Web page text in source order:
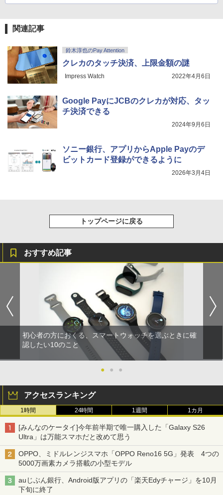
関連記事
鈴木淳也のPay Attention
クレカのタッチ決済、上限金額の謎
Impress Watch 2022年4月6日
Google PayにJCBのクレカが対応、タッ
チ決済できる
2024年9月6日
ソニー銀行、アプリからApple Payのデ
ビットカード登録ができるように
2026年3月4日
トップページに戻る
おすすめ記事
初心者の方におくる、スマートウォッチを選ぶときに確
認したい10のこと
● ● ●
アクセスランキング
1時間 24時間 1週間 1カ月
[みんなのケータイ]今年前半期で唯一購入した「Galaxy S26
Ultra」は万能スマホだと改めて思う
OPPO、ミドルレンジスマホ「OPPO Reno16 5G」発表 4つの
5000万画素カメラ搭載の小型モデル
auじぶん銀行、Android版アプリの「楽天Edyチャージ」を10月
下旬に終了